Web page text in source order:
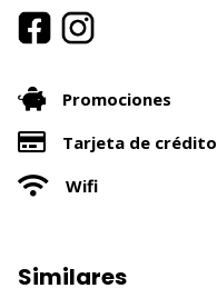
Promociones
Tarjeta de crédito
Wifi
Similares